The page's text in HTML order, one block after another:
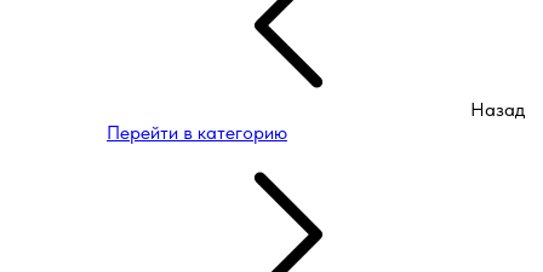
Назад
Перейти в категорию